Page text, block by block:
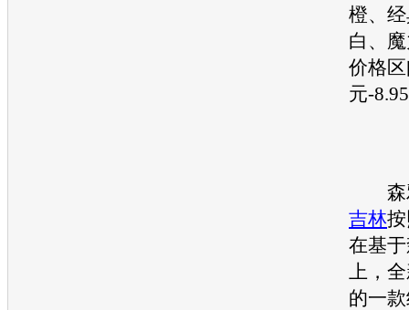
橙、
白、
价格
元-
吉林
在基
上，
的一